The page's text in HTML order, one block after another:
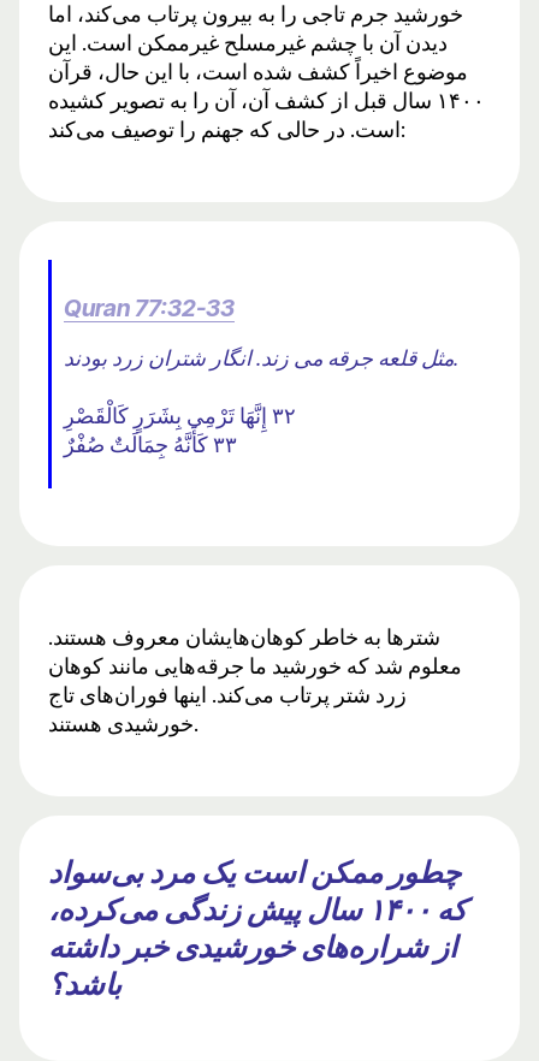
خورشید جرم تاجی را به بیرون پرتاب می‌کند، اما
دیدن آن با چشم غیرمسلح غیرممکن است. این
موضوع اخیراً کشف شده است، با این حال، قرآن
۱۴۰۰ سال قبل از کشف آن، آن را به تصویر کشیده
است. در حالی که جهنم را توصیف می‌کند:
Quran 77:32-33
مثل قلعه جرقه می زند. انگار شتران زرد بودند.
٣٢ إِنَّهَا تَرْمِي بِشَرَرٍ كَالْقَصْرِ
٣٣ كَأَنَّهُ جِمَالَتٌ صُفْرٌ
شترها به خاطر کوهان‌هایشان معروف هستند.
معلوم شد که خورشید ما جرقه‌هایی مانند کوهان
زرد شتر پرتاب می‌کند. اینها فوران‌های تاج
خورشیدی هستند.
چطور ممکن است یک مرد بی‌سواد
که ۱۴۰۰ سال پیش زندگی می‌کرده،
از شراره‌های خورشیدی خبر داشته
باشد؟